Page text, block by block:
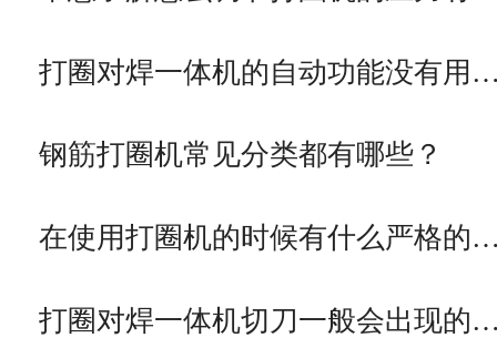
打圈对焊一体机的自动功能没有用
钢筋打圈机常见分类都有哪些？
在使用打圈机的时候有什么严格的
打圈对焊一体机切刀一般会出现的